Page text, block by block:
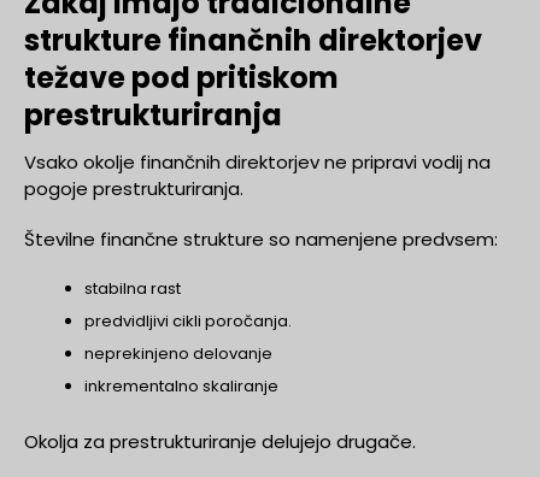
strukture finančnih direktorjev
težave pod pritiskom
prestrukturiranja
Vsako okolje finančnih direktorjev ne pripravi vodij na
pogoje prestrukturiranja.
Številne finančne strukture so namenjene predvsem:
stabilna rast
predvidljivi cikli poročanja.
neprekinjeno delovanje
inkrementalno skaliranje
Okolja za prestrukturiranje delujejo drugače.